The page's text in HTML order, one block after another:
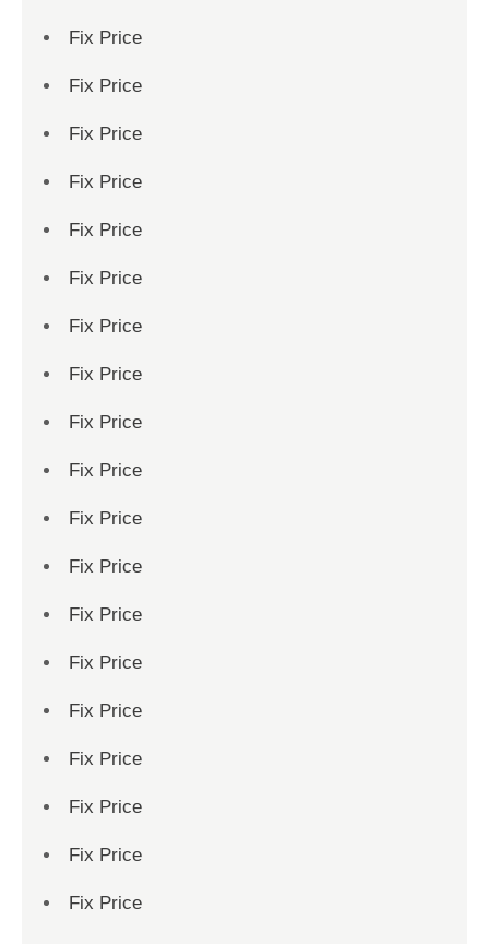
Fix Price
Fix Price
Fix Price
Fix Price
Fix Price
Fix Price
Fix Price
Fix Price
Fix Price
Fix Price
Fix Price
Fix Price
Fix Price
Fix Price
Fix Price
Fix Price
Fix Price
Fix Price
Fix Price